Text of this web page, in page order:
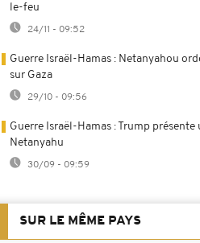
le-feu
24/11 - 09:52
Guerre Israël-Hamas : Netanyahou
sur Gaza
29/10 - 09:56
Guerre Israël-Hamas : Trump
Netanyahu
30/09 - 09:59
SUR LE MÊME PAYS